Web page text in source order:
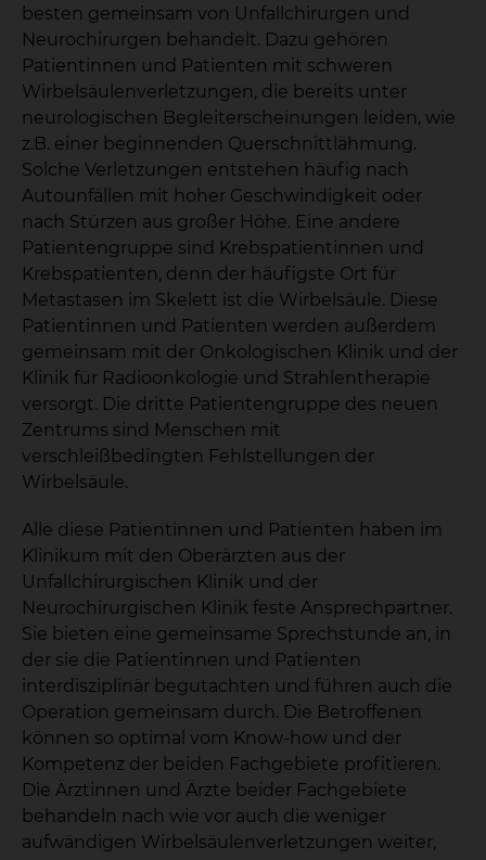
besten gemeinsam von Unfallchirurgen und
Neurochirurgen behandelt. Dazu gehören
Patientinnen und Patienten mit schweren
Wirbelsäulenverletzungen, die bereits unter
neurologischen Begleiterscheinungen leiden, wie
z.B. einer beginnenden Querschnittlähmung.
Solche Verletzungen entstehen häufig nach
Autounfällen mit hoher Geschwindigkeit oder
nach Stürzen aus großer Höhe. Eine andere
Patientengruppe sind Krebspatientinnen und
Krebspatienten, denn der häufigste Ort für
Metastasen im Skelett ist die Wirbelsäule. Diese
Patientinnen und Patienten werden außerdem
gemeinsam mit der Onkologischen Klinik und der
Klinik für Radioonkologie und Strahlentherapie
versorgt. Die dritte Patientengruppe des neuen
Zentrums sind Menschen mit
verschleißbedingten Fehlstellungen der
Wirbelsäule.
Alle diese Patientinnen und Patienten haben im
Klinikum mit den Oberärzten aus der
Unfallchirurgischen Klinik und der
Neurochirurgischen Klinik feste Ansprechpartner.
Sie bieten eine gemeinsame Sprechstunde an, in
der sie die Patientinnen und Patienten
interdisziplinär begutachten und führen auch die
Operation gemeinsam durch. Die Betroffenen
können so optimal vom Know-how und der
Kompetenz der beiden Fachgebiete profitieren.
Die Ärztinnen und Ärzte beider Fachgebiete
behandeln nach wie vor auch die weniger
aufwändigen Wirbelsäulenverletzungen weiter,